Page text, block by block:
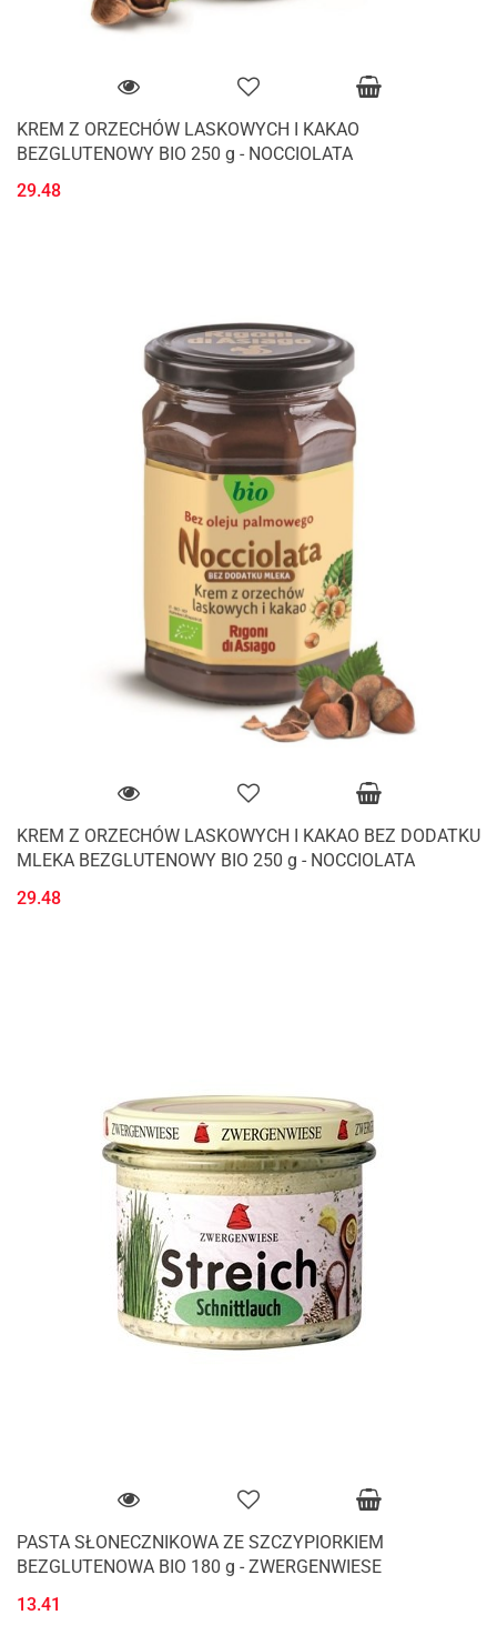
KREM Z ORZECHÓW LASKOWYCH I KAKAO
BEZGLUTENOWY BIO 250 g - NOCCIOLATA
29.48
KREM Z ORZECHÓW LASKOWYCH I KAKAO BEZ DODATKU
MLEKA BEZGLUTENOWY BIO 250 g - NOCCIOLATA
29.48
PASTA SŁONECZNIKOWA ZE SZCZYPIORKIEM
BEZGLUTENOWA BIO 180 g - ZWERGENWIESE
13.41